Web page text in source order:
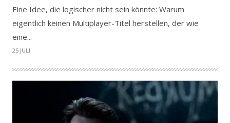
Eine Idee, die logischer nicht sein könnte: Warum
eigentlich keinen Multiplayer-Titel herstellen, der wie
eine...
25 JULI